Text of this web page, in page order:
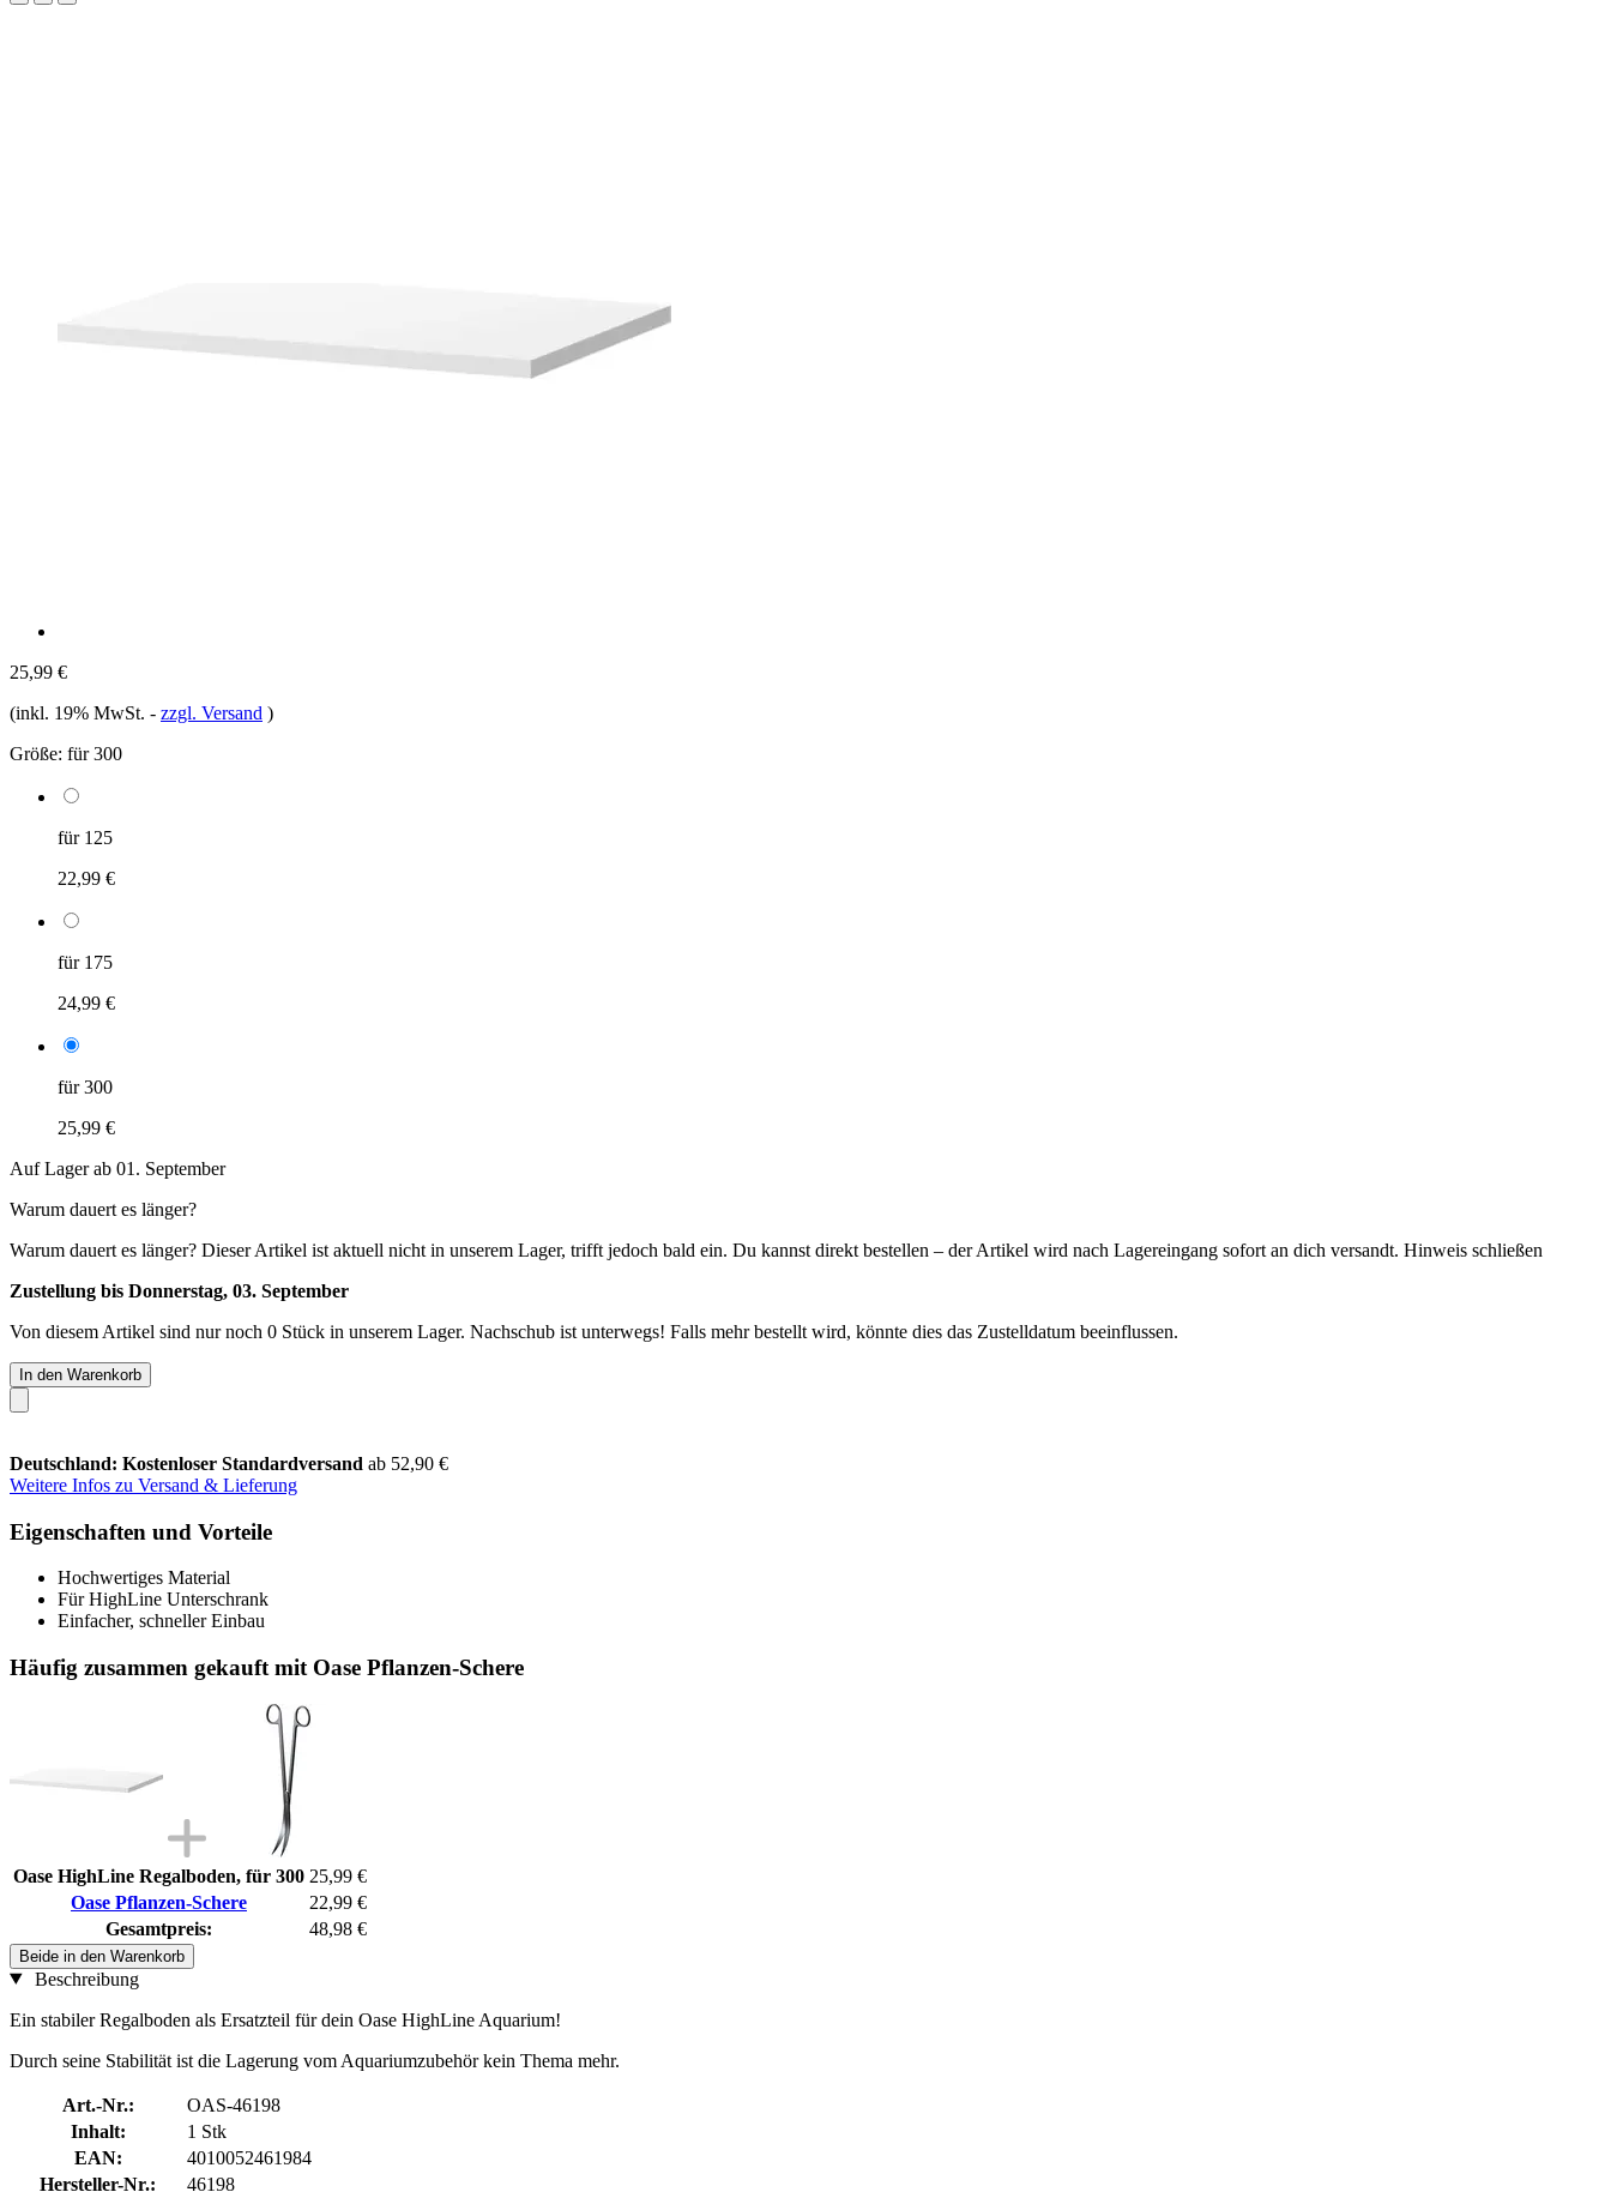
25,99 €
(inkl. 19% MwSt. - zzgl. Versand )
Größe: für 300
für 125
22,99 €
für 175
24,99 €
für 300
25,99 €
Auf Lager ab 01. September
Warum dauert es länger?
Warum dauert es länger? Dieser Artikel ist aktuell nicht in unserem Lager, trifft jedoch bald ein. Du kannst direkt bestellen – der Artikel wird nach Lagereingang sofort an dich versandt. Hinweis schließen
Zustellung bis Donnerstag, 03. September
Von diesem Artikel sind nur noch 0 Stück in unserem Lager. Nachschub ist unterwegs! Falls mehr bestellt wird, könnte dies das Zustelldatum beeinflussen.
In den Warenkorb
Deutschland: Kostenloser Standardversand ab 52,90 €
Weitere Infos zu Versand & Lieferung
Eigenschaften und Vorteile
Hochwertiges Material
Für HighLine Unterschrank
Einfacher, schneller Einbau
Häufig zusammen gekauft mit Oase Pflanzen-Schere
Oase HighLine Regalboden, für 300 25,99 €
Oase Pflanzen-Schere
22,99 €
Gesamtpreis:
48,98 €
Beide in den Warenkorb
Beschreibung
Ein stabiler Regalboden als Ersatzteil für dein Oase HighLine Aquarium!
Durch seine Stabilität ist die Lagerung vom Aquariumzubehör kein Thema mehr.
Art.-Nr.:
OAS-46198
Inhalt:
1 Stk
EAN:
4010052461984
Hersteller-Nr.:
46198